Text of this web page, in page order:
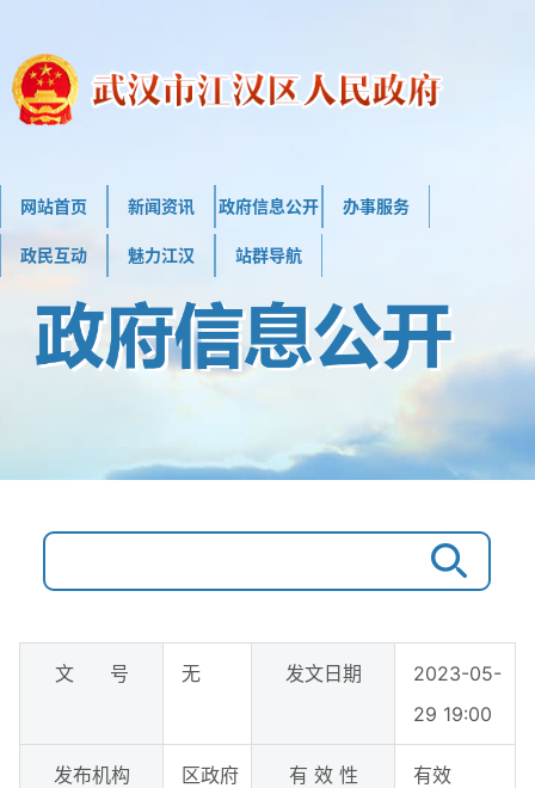
网站首页 新闻资讯 政府信息公开 办事服务
政民互动 魅力江汉 站群导航
文 号 无 发文日期
2023-05-
29 19:00
发布机构
区政府
有 效 性 有效